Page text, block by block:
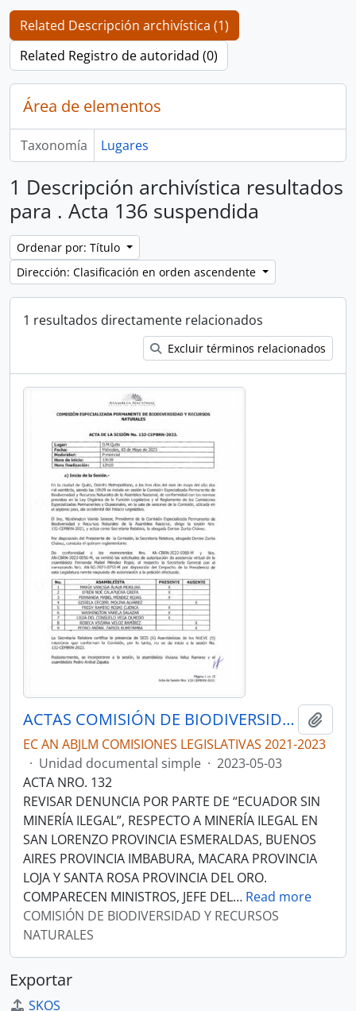
Related Descripción archivística (1)
Related Registro de autoridad (0)
Área de elementos
Taxonomía Lugares
1 Descripción archivística resultados
para . Acta 136 suspendida
Ordenar por: Título
Dirección: Clasificación en orden ascendente
1 resultados directamente relacionados
Excluir términos relacionados
ACTAS COMISIÓN DE BIODIVERSIDAD Y RECURSOS NATURALES
EC AN ABJLM COMISIONES LEGISLATIVAS 2021-2023
· Unidad documental simple · 2023-05-03
ACTA NRO. 132
REVISAR DENUNCIA POR PARTE DE “ECUADOR SIN
MINERÍA ILEGAL”, RESPECTO A MINERÍA ILEGAL EN
SAN LORENZO PROVINCIA ESMERALDAS, BUENOS
AIRES PROVINCIA IMBABURA, MACARA PROVINCIA
LOJA Y SANTA ROSA PROVINCIA DEL ORO.
COMPARECEN MINISTROS, JEFE DEL… Read more
COMISIÓN DE BIODIVERSIDAD Y RECURSOS
NATURALES
Exportar
SKOS